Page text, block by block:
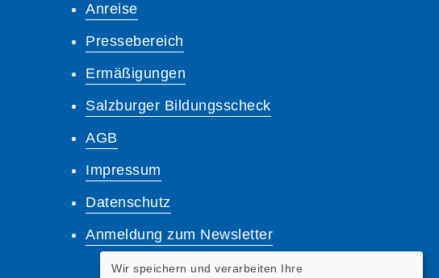
Anreise
Pressebereich
Ermäßigungen
Salzburger Bildungsscheck
AGB
Impressum
Datenschutz
Anmeldung zum Newsletter
Wir speichern und verarbeiten Ihre